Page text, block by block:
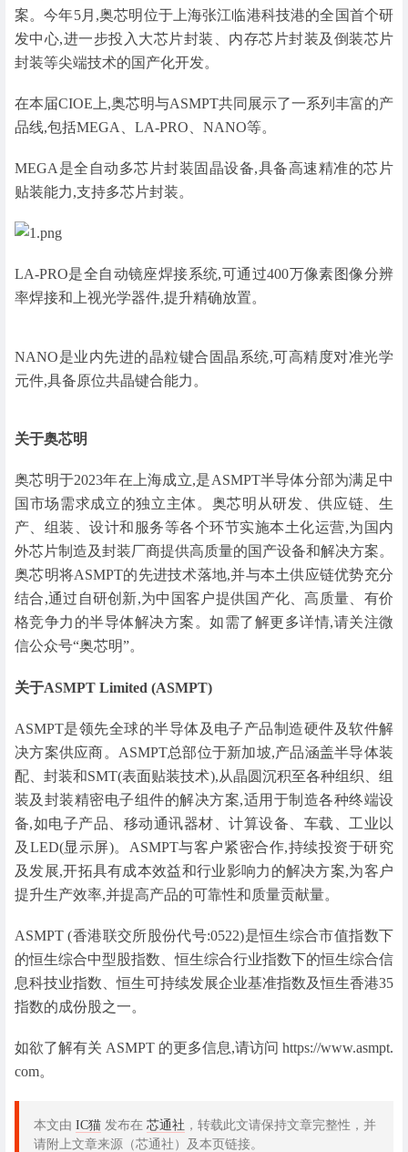
案。今年5月,奥芯明位于上海张江临港科技港的全国首个研
发中心,进一步投入大芯片封装、内存芯片封装及倒装芯片
封装等尖端技术的国产化开发。
在本届CIOE上,奥芯明与ASMPT共同展示了一系列丰富的产
品线,包括MEGA、LA-PRO、NANO等。
MEGA是全自动多芯片封装固晶设备,具备高速精准的芯片
贴装能力,支持多芯片封装。
LA-PRO是全自动镜座焊接系统,可通过400万像素图像分辨
率焊接和上视光学器件,提升精确放置。
NANO是业内先进的晶粒键合固晶系统,可高精度对准光学
元件,具备原位共晶键合能力。
关于奥芯明
奥芯明于2023年在上海成立,是ASMPT半导体分部为满足中
国市场需求成立的独立主体。奥芯明从研发、供应链、生
产、组装、设计和服务等各个环节实施本土化运营,为国内
外芯片制造及封装厂商提供高质量的国产设备和解决方案。
奥芯明将ASMPT的先进技术落地,并与本土供应链优势充分
结合,通过自研创新,为中国客户提供国产化、高质量、有价
格竞争力的半导体解决方案。如需了解更多详情,请关注微
信公众号“奥芯明”。
关于ASMPT Limited (ASMPT)
ASMPT是领先全球的半导体及电子产品制造硬件及软件解
决⽅案供应商。ASMPT总部位于新加坡,产品涵盖半导体装
配、封装和SMT(表面贴装技术),从晶圆沉积至各种组织、组
装及封装精密电子组件的解决方案,适用于制造各种终端设
备,如电子产品、移动通讯器材、计算设备、车载、工业以
及LED(显⽰屏)。ASMPT与客户紧密合作,持续投资于研究
及发展,开拓具有成本效益和⾏业影响力的解决⽅案,为客户
提升生产效率,并提高产品的可靠性和质量贡献量。
ASMPT (香港联交所股份代号:0522)是恒生综合市值指数下
的恒生综合中型股指数、恒生综合⾏业指数下的恒生综合信
息科技业指数、恒生可持续发展企业基准指数及恒生香港35
指数的成份股之一。
如欲了解有关 ASMPT 的更多信息,请访问 https://www.asmpt.
com。
本文由 IC猫 发布在 芯通社 ，转载此文请保持文章完整性，并
请附上文章来源（芯通社）及本页链接。